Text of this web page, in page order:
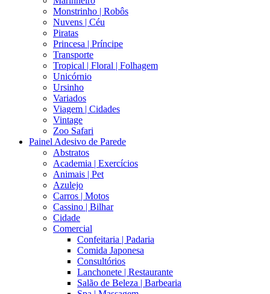
Monstrinho | Robôs
Nuvens | Céu
Piratas
Princesa | Príncipe
Transporte
Tropical | Floral | Folhagem
Unicórnio
Ursinho
Variados
Viagem | Cidades
Vintage
Zoo Safari
Painel Adesivo de Parede
Abstratos
Academia | Exercícios
Animais | Pet
Azulejo
Carros | Motos
Cassino | Bilhar
Cidade
Comercial
Confeitaria | Padaria
Comida Japonesa
Consultórios
Lanchonete | Restaurante
Salão de Beleza | Barbearia